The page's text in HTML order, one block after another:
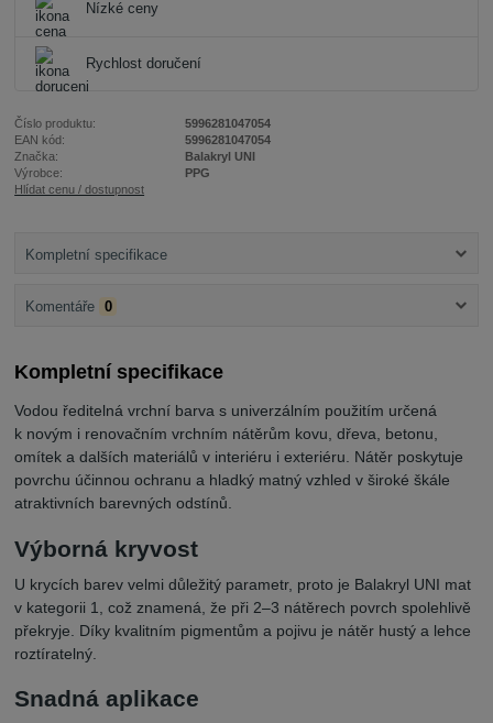
Nízké ceny
Rychlost doručení
Číslo produktu:
5996281047054
EAN kód:
5996281047054
Značka:
Balakryl UNI
Výrobce:
PPG
Hlídat cenu / dostupnost
Kompletní specifikace
Komentáře 0
Kompletní specifikace
Vodou ředitelnávrchní barva s univerzálním použitím určená
k novým i renovačním vrchním nátěrům kovu, dřeva, betonu,
omítek a dalších materiálů v interiéru i exteriéru. Nátěr poskytuje
povrchu účinnou ochranu a hladký matný vzhled v široké škále
atraktivních barevných odstínů.
Výborná kryvost
U krycích barev velmi důležitý parametr, proto je Balakryl UNI mat
v kategorii 1, což znamená, že při 2–3 nátěrech povrch spolehlivě
překryje. Díky kvalitním pigmentům a pojivu je nátěr hustý a lehce
roztíratelný.
Snadná aplikace